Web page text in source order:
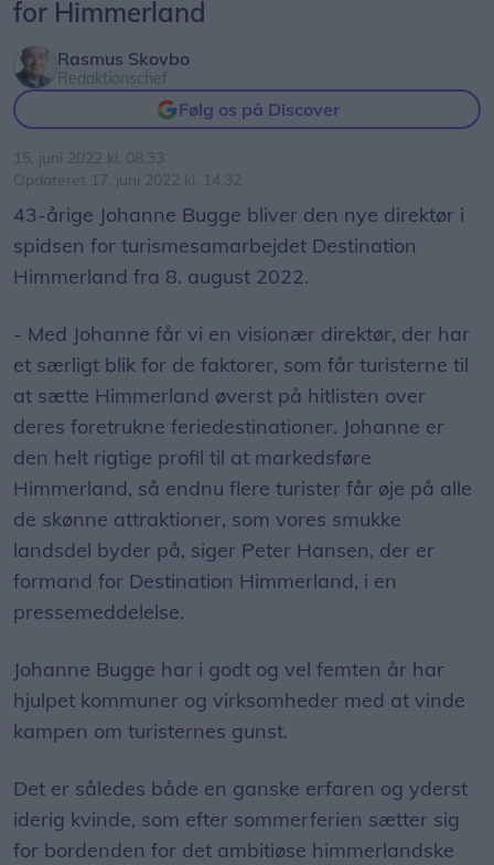
for Himmerland
Rasmus Skovbo
Redaktionschef
Følg os på Discover
15. juni 2022 kl. 08.33
Opdateret 17. juni 2022 kl. 14.32
43-årige Johanne Bugge bliver den nye direktør i
spidsen for turismesamarbejdet Destination
Himmerland fra 8. august 2022.
- Med Johanne får vi en visionær direktør, der har
et særligt blik for de faktorer, som får turisterne til
at sætte Himmerland øverst på hitlisten over
deres foretrukne feriedestinationer. Johanne er
den helt rigtige profil til at markedsføre
Himmerland, så endnu flere turister får øje på alle
de skønne attraktioner, som vores smukke
landsdel byder på, siger Peter Hansen, der er
formand for Destination Himmerland, i en
pressemeddelelse.
Johanne Bugge har i godt og vel femten år har
hjulpet kommuner og virksomheder med at vinde
kampen om turisternes gunst.
Det er således både en ganske erfaren og yderst
iderig kvinde, som efter sommerferien sætter sig
for bordenden for det ambitiøse himmerlandske